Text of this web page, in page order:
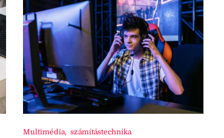
Multimédia, számítástechnika